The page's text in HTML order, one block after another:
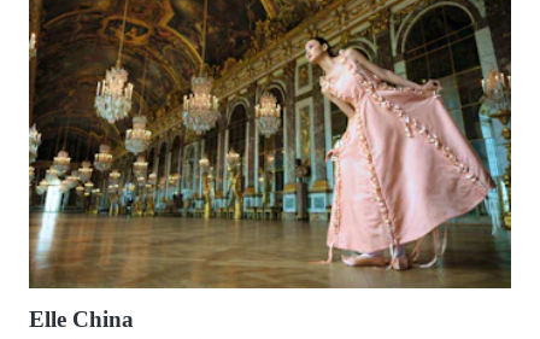
Elle China